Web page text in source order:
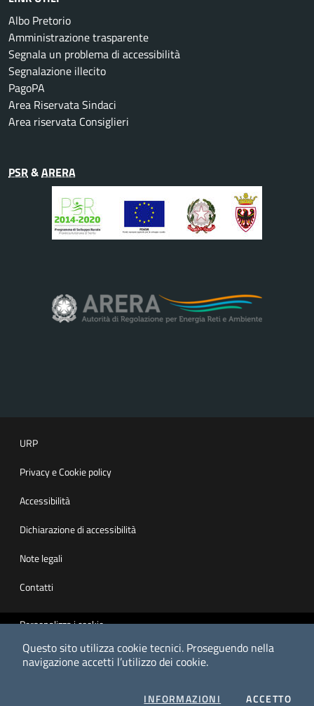
Questo sito utilizza cookie tecnici. Proseguendo nella
navigazione accetti l’utilizzo dei cookie.
INFORMAZIONI SUI COOKIES
ACCETTOI
Albo Pretorio
Amministrazione trasparente
Segnala un problema di accessibilità
Segnalazione illecito
PagoPA
Area Riservata Sindaci
Area riservata Consiglieri
PSR&ARERA
URP
Privacy e Cookie policy
Accessibilità
Dichiarazione di accessibilità
Note legali
Contatti
Personalizza i cookie
HTML valido